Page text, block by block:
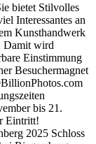
bietet Stilvolles
Interessantes an
Kunsthandwerk
Damit wird
Einstimmung
Besuchermagnet
bis 21.
Eintritt!
2025 Schloss